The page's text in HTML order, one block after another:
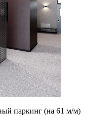
паркинг (на 61 м/м)